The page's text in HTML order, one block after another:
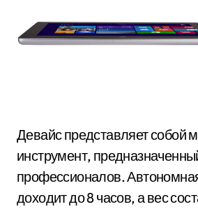
Девайс представляет собой
инструмент,
профессионалов.
доходит до 8 часов, а вес